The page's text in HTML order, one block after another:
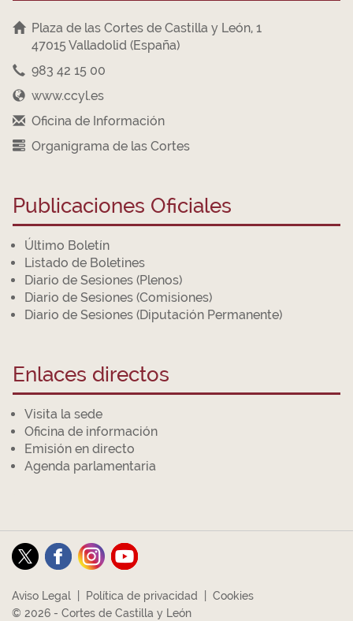
Plaza de las Cortes de Castilla y León, 1
47015 Valladolid (España)
983 42 15 00
www.ccyl.es
Oficina de Información
Organigrama de las Cortes
Publicaciones Oficiales
Último Boletín
Listado de Boletines
Diario de Sesiones (Plenos)
Diario de Sesiones (Comisiones)
Diario de Sesiones (Diputación Permanente)
Enlaces directos
Visita la sede
Oficina de información
Emisión en directo
Agenda parlamentaria
Aviso Legal Política de privacidad
Cookies
© 2026 - Cortes de Castilla y León